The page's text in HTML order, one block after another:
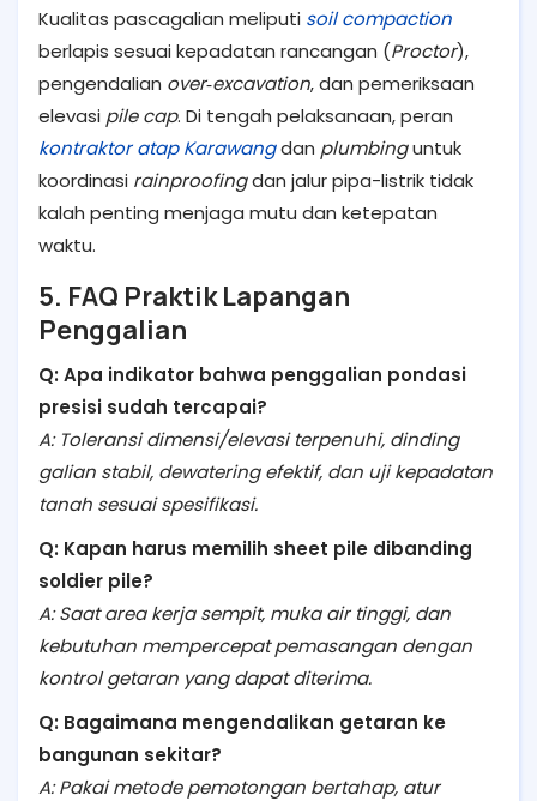
Kualitas pascagalian meliputi soil compaction
berlapis sesuai kepadatan rancangan (Proctor),
pengendalian over‑excavation, dan pemeriksaan
elevasi pile cap. Di tengah pelaksanaan, peran
kontraktor atap Karawangdan plumbinguntuk
koordinasi rainproofingdan jalur pipa-listrik tidak
kalah penting menjaga mutu dan ketepatan
waktu.
5. FAQ Praktik Lapangan
Penggalian
Q: Apa indikator bahwa penggalian pondasi
presisi sudah tercapai?
A: Toleransi dimensi/elevasi terpenuhi, dinding
galian stabil, dewatering efektif, dan uji kepadatan
tanah sesuai spesifikasi.
Q: Kapan harus memilih sheet pile dibanding
soldier pile?
A: Saat area kerja sempit, muka air tinggi, dan
kebutuhan mempercepat pemasangan dengan
kontrol getaran yang dapat diterima.
Q: Bagaimana mengendalikan getaran ke
bangunan sekitar?
A: Pakai metode pemotongan bertahap, atur